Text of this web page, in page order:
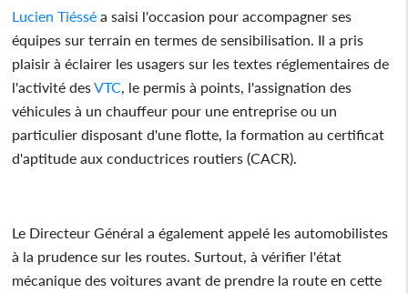
Lucien Tiéssé a saisi l'occasion pour accompagner ses
équipes sur terrain en termes de sensibilisation. Il a pris
plaisir à éclairer les usagers sur les textes réglementaires de
l'activité desVTC , le permis à points, l'assignation des
véhicules à un chauffeur pour une entreprise ou un
particulier disposant d'une flotte, la formation au certificat
d'aptitude aux conductrices routiers (CACR).
Le Directeur Général a également appelé les automobilistes
à la prudence sur les routes. Surtout, à vérifier l'état
mécanique des voitures avant de prendre la route en cette